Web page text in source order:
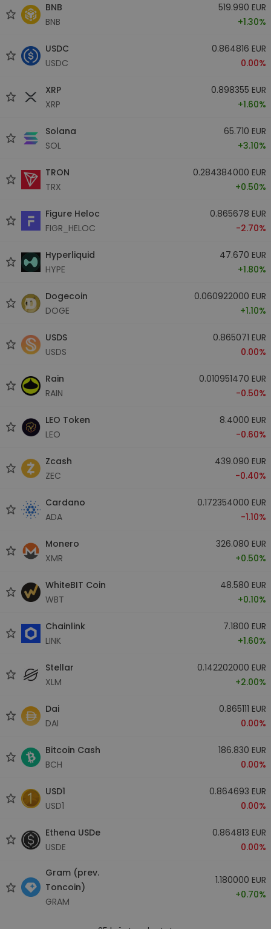
BNB
BNB
519.990 EUR
+1.30%
USDC
USDC
0.864816 EUR
0.00%
XRP
XRP
0.898355 EUR
+1.60%
Solana
SOL
65.710 EUR
+3.10%
TRON
TRX
0.284384000 EUR
+0.50%
Figure Heloc
FIGR_HELOC
0.865678 EUR
-2.70%
Hyperliquid
HYPE
47.670 EUR
+1.80%
Dogecoin
DOGE
0.060922000 EUR
+1.10%
USDS
USDS
0.865071 EUR
0.00%
Rain
RAIN
0.010951470 EUR
-0.50%
LEO Token
LEO
8.4000 EUR
-0.60%
Zcash
ZEC
439.090 EUR
-0.40%
Cardano
ADA
0.172354000 EUR
-1.10%
Monero
XMR
326.080 EUR
+0.50%
WhiteBIT Coin
WBT
48.580 EUR
+0.10%
Chainlink
LINK
7.1800 EUR
+1.60%
Stellar
XLM
0.142202000 EUR
+2.00%
Dai
DAI
0.865111 EUR
0.00%
Bitcoin Cash
BCH
186.830 EUR
0.00%
USD1
USD1
0.864693 EUR
0.00%
Ethena USDe
USDE
0.864813 EUR
0.00%
Gram (prev.
Toncoin)
GRAM
1.180000 EUR
+0.70%